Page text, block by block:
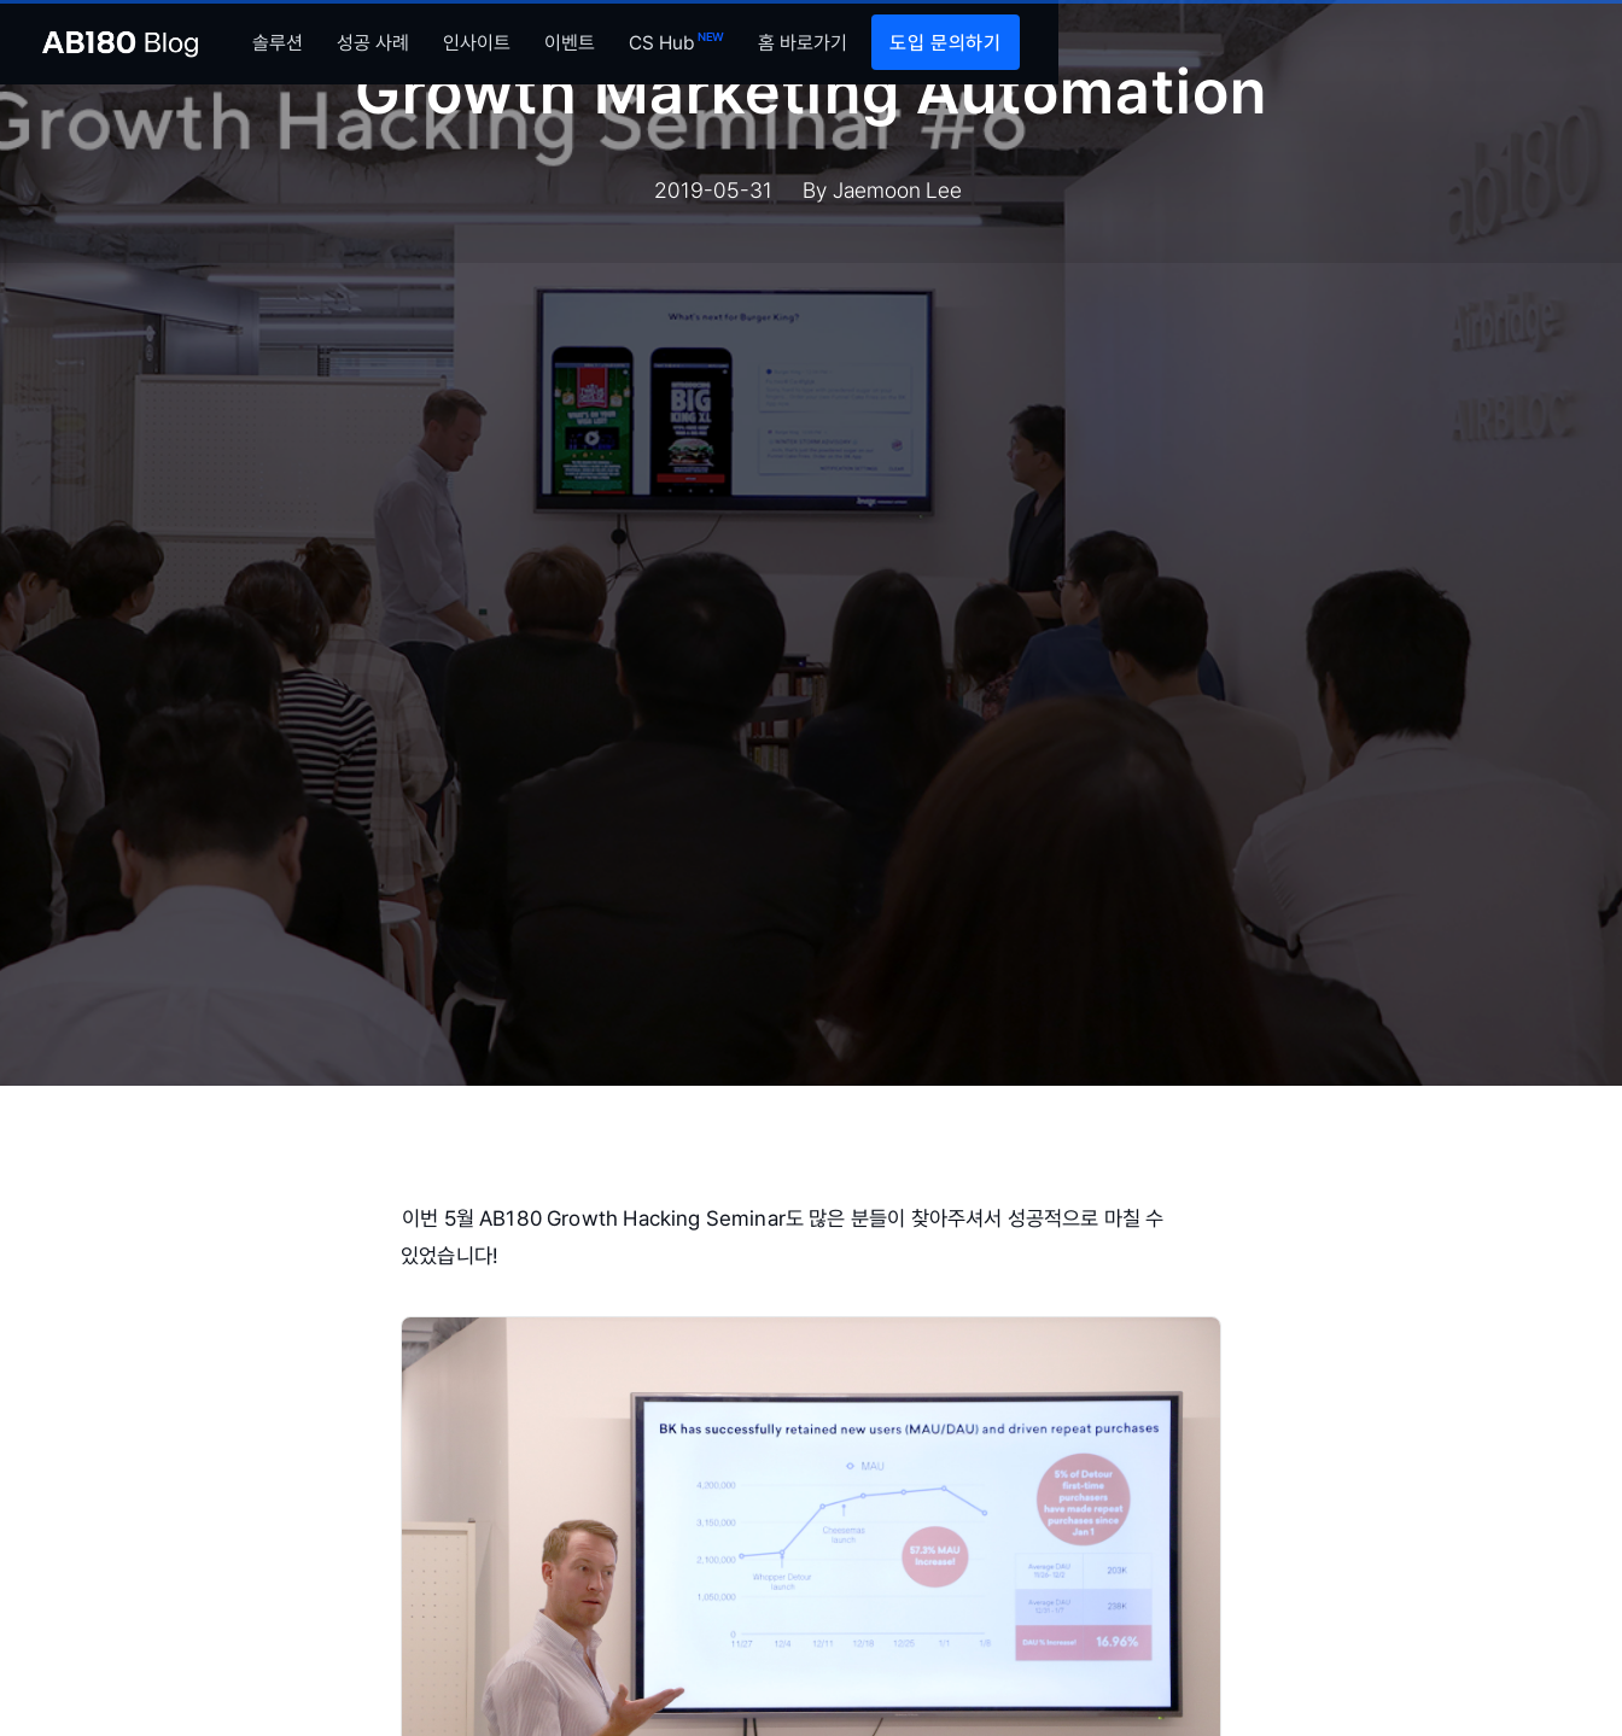
솔루션 성공 사례 인사이트 이벤트 CS Hub NEW 홈 바로가기 도입 문의하기
Growth Marketing Automation
2019-05-31 By Jaemoon Lee
이번 5월 AB180 Growth Hacking Seminar도 많은 분들이 찾아주셔서 성공적으로 마칠 수
있었습니다!